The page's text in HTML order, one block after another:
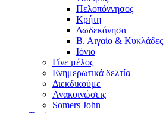
Πελοπόννησος
Κρήτη
Δωδεκάνησα
Β. Αιγαίο & Κυκλάδες
Ιόνιο
Γίνε μέλος
Ενημερωτικά δελτία
Διεκδικούμε
Ανακοινώσεις
Somers John